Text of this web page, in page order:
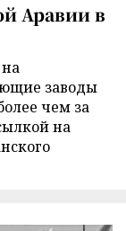
Аравии в
заводы
чем за
на